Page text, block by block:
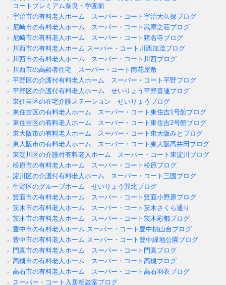
コートプレミアム奈良・学園前
宇治市の有料老人ホーム スーパー・コート宇治大久保ブログ
尼崎市の有料老人ホーム スーパー・コート武庫之荘ブログ
尼崎市の有料老人ホーム スーパー・コート猪名寺ブログ
川西市の有料老人ホーム スーパー・コート川西加茂ブログ
川西市の有料老人ホーム スーパー・コート川西ブログ
川西市の高齢者住宅 スーパー・コート南花屋敷
平野区の介護付有料老人ホーム スーパー・コート平野ブログ
平野区の介護付有料老人ホーム せいりょう平野喜連ブログ
東住吉区の在宅介護ステーション せいりょうブログ
東住吉区の有料老人ホーム スーパー・コート東住吉1号館ブログ
東住吉区の有料老人ホーム スーパー・コート東住吉2号館ブログ
東大阪市の有料老人ホーム スーパー・コート東大阪みとブログ
東大阪市の有料老人ホーム スーパー・コート東大阪高井田ブログ
東淀川区の介護付有料老人ホーム スーパー・コート東淀川ブログ
松原市の有料老人ホーム スーパー・コート松原ブログ
淀川区の介護付有料老人ホーム スーパー・コート三国ブログ
生野区のグループホーム せいりょう巽北ブログ
箕面市の有料老人ホーム スーパー・コート箕面小野原ブログ
茨木市の有料老人ホーム スーパー・コート茨木さくら通り
茨木市の有料老人ホーム スーパー・コート茨木彩都ブログ
豊中市の有料老人ホーム スーパー・コート豊中桃山台ブログ
豊中市の有料老人ホーム スーパー・コート豊中緑地公園ブログ
門真市の有料老人ホーム スーパー・コート門真ブログ
高槻市の有料老人ホーム スーパー・コート高槻ブログ
高石市の有料老人ホーム スーパー・コート高石羽衣ブログ
スーパー・コート入居相談室ブログ